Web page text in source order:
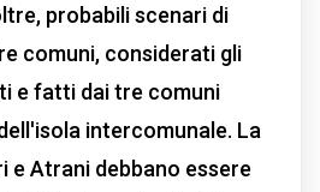
probabili scenari di
comuni, considerati gli
e fatti dai tre comuni
intercomunale. La
e Atrani debbano essere